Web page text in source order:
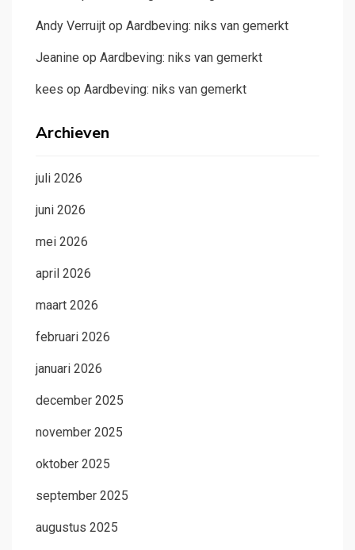
Andy Verruijt op Aardbeving: niks van gemerkt
Jeanine op Aardbeving: niks van gemerkt
kees op Aardbeving: niks van gemerkt
Archieven
juli 2026
juni 2026
mei 2026
april 2026
maart 2026
februari 2026
januari 2026
december 2025
november 2025
oktober 2025
september 2025
augustus 2025